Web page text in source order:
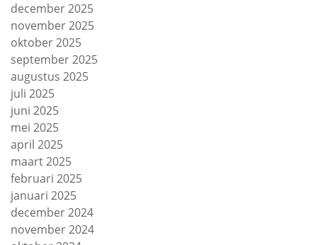
december 2025
november 2025
oktober 2025
september 2025
augustus 2025
juli 2025
juni 2025
mei 2025
april 2025
maart 2025
februari 2025
januari 2025
december 2024
november 2024